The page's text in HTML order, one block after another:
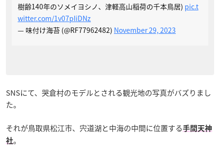
樹齢140年のソメイヨシノ、津軽高山稲荷の千本鳥居) pic.t
witter.com/1v07pIiDNz
— 味付け海苔 (@RF77962482) November 29, 2023
SNSにて、哭倉村のモデルとされる観光地の写真がバズりまし
た。
それが鳥取県松江市、宍道湖と中海の中間に位置する手間天神
社。